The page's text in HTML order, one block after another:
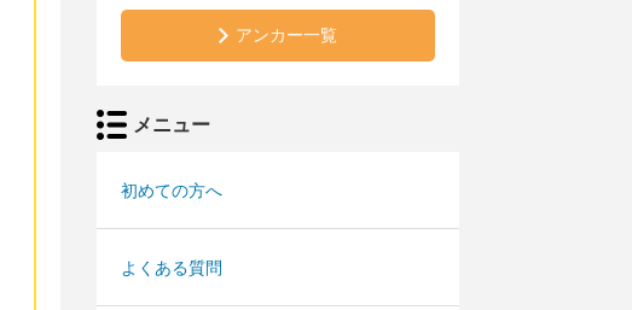
アンカー一覧
メニュー
初めての方へ
よくある質問